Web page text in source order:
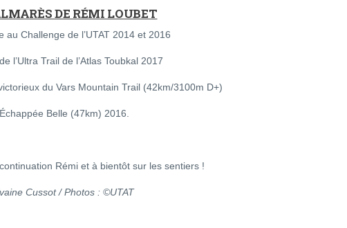
DE RÉMI LOUBET
au Challenge de l’UTAT 2014 et 2016
l’Ultra Trail de l’Atlas Toubkal 2017
du Vars Mountain Trail (42km/3100m D+)
Belle (47km) 2016.
Rémi et à bientôt sur les sentiers !
Cussot / Photos : ©UTAT